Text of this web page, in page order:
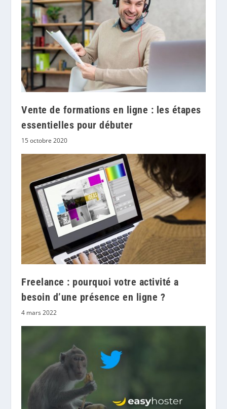
Vente de formations en ligne : les étapes
essentielles pour débuter
15 octobre 2020
Freelance : pourquoi votre activité a
besoin d’une présence en ligne ?
4 mars 2022